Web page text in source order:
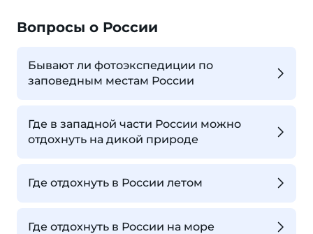
Вопросы о России
Бывают ли фотоэкспедиции по
заповедным местам России
Где в западной части России можно
отдохнуть на дикой природе
Где отдохнуть в России летом
Где отдохнуть в России на море